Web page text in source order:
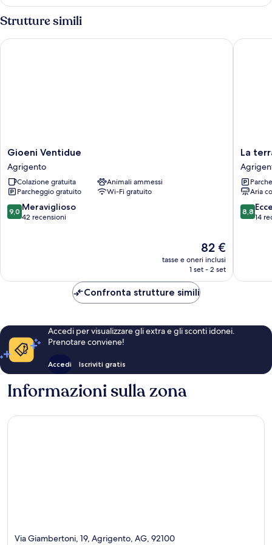
Economy
Strutture simili
Gioeni
Ventidue
Agrigento
Gioeni Ventidue
Agrigento
Colazione gratuita
Animali ammessi
Parcheggio gratuito
Wi-Fi gratuito
9.0
su
9,0 Meraviglioso
42 recensioni
Il
prezzo
attuale
82 €
tasse e oneri inclusi
1 set - 2 set
Gioeni Ventidue
La
terrazza
di
Athena
La
Aria
8.8
su
8,8
14
La
Confronta strutture simili
Accedi per visualizzare gli extra e gli sconti idonei.
Prenotare conviene!
Accedi Iscriviti gratis
Informazioni sulla zona
Via Giambertoni, 19, Agrigento, AG, 92100